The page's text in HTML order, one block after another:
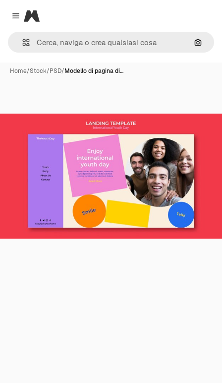
Close menu
Magnific
Cerca
Home/Stock/PSD/Modello di pagina di…